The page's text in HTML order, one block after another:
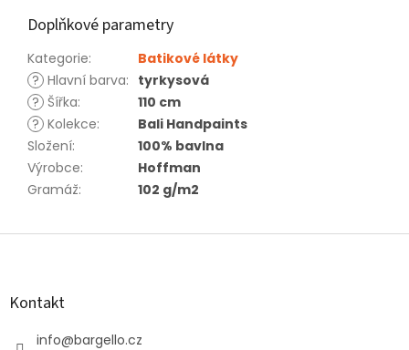
Doplňkové parametry
Kategorie:
Batikové látky
? Hlavní barva: tyrkysová
? Šířka:
110 cm
? Kolekce:
Bali Handpaints
Složení:
100% bavlna
Výrobce:
Hoffman
Gramáž: 102 g/m2
Z
Kontakt
info@bargello.cz